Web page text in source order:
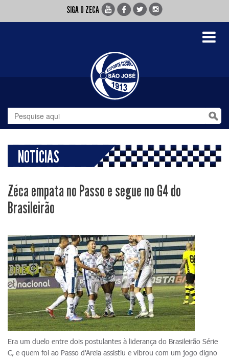
SIGA O ZECA
Toggle
NOTÍCIAS
Zéca empata no Passo e segue no G4 do
Brasileirão
Era um duelo entre dois postulantes à liderança do Brasileirão Série
C, e quem foi ao Passo d'Areia assistiu e vibrou com um jogo digno